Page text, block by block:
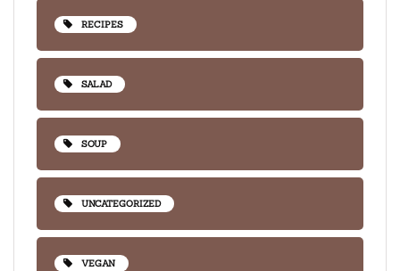
RECIPES
SALAD
SOUP
UNCATEGORIZED
VEGAN